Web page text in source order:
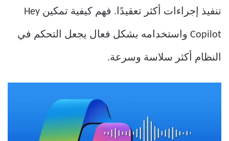
تنفيذ إجراءات أكثر تعقيدًا. فهم كيفية تمكين Hey
Copilot واستخدامه بشكل فعال يجعل التحكم في
النظام أكثر سلاسة وسرعة.